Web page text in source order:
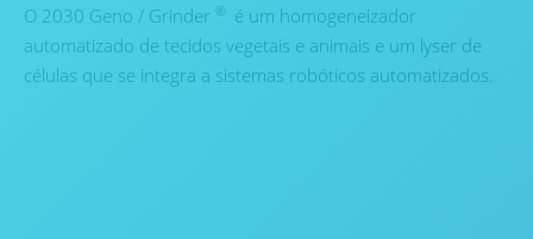
O 2030 Geno / Grinder ® é um homogeneizador
automatizado de tecidos vegetais e animais e um lyser de
células que se integra a sistemas robóticos automatizados.